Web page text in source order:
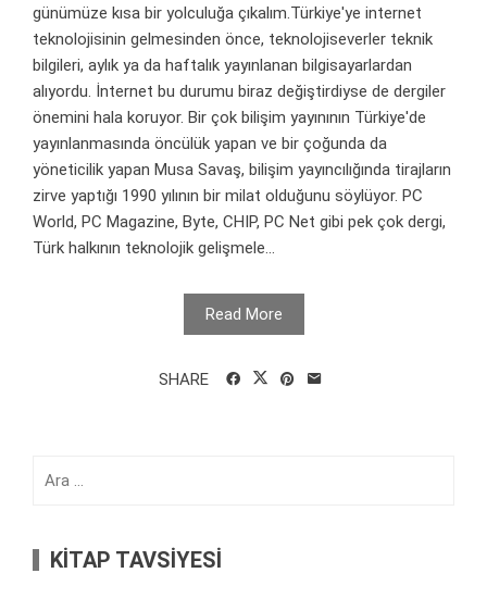
günümüze kısa bir yolculuğa çıkalım.Türkiye'ye internet
teknolojisinin gelmesinden önce, teknolojiseverler teknik
bilgileri, aylık ya da haftalık yayınlanan bilgisayarlardan
alıyordu. İnternet bu durumu biraz değiştirdiyse de dergiler
önemini hala koruyor. Bir çok bilişim yayınının Türkiye'de
yayınlanmasında öncülük yapan ve bir çoğunda da
yöneticilik yapan Musa Savaş, bilişim yayıncılığında tirajların
zirve yaptığı 1990 yılının bir milat olduğunu söylüyor. PC
World, PC Magazine, Byte, CHIP, PC Net gibi pek çok dergi,
Türk halkının teknolojik gelişmele...
Read More
SHARE
KİTAP TAVSİYESİ